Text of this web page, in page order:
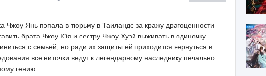
Чжоу Янь попала в тюрьму в Таиланде за кражу драгоценности
брата Чжоу Юя и сестру Чжоу Хуэй выживать в одиночку.
с семьей, но ради их защиты ей приходится вернуться в
все ниточки ведут к легендарному наследнику печально
гению.